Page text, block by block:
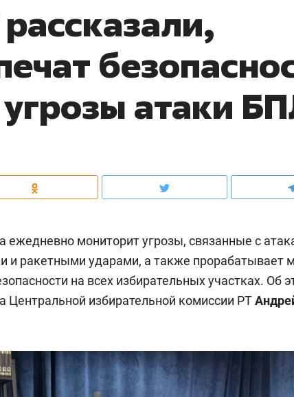
атаки
ежедневно мониторит угрозы, связанные с
и ракетными ударами, а также прорабатывает
на всех избирательных участках. Об
Центральной избирательной комиссии РТ